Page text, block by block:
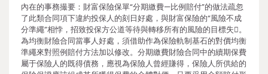
內在的事務撮要：財富保險保單“分期繳費—比例賠付”的做法疏忽
了此類合同項下違約投保人的刻日好處，與財富保險的“風險不成
分準繩”相悖，招致投保方公道等待與轉移所有的風險的目標失。
為均衡財險合同當事人好處，須借助作為保險軌制基石的對價均衡
準繩來對照例賠付方法加以修改。分期繳費財險合同中的續期保費
屬于保險人的既得債務，應視為保險人曾經賺得，保險人所供給的